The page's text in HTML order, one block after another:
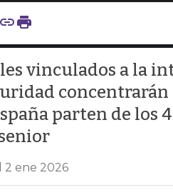
vinculados a la
concentrarán
parten de los
2 ene 2026